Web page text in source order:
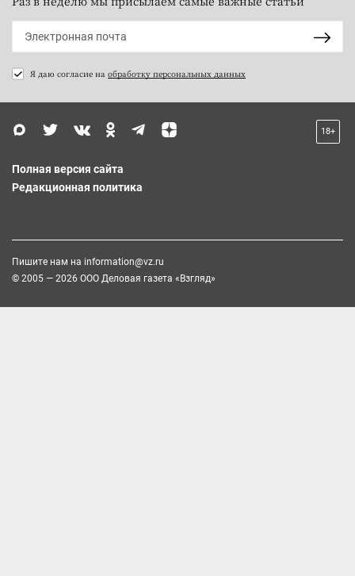
Я даю согласие на обработку персональных данных
18+
Полная версия сайта
Редакционная политика
Пишите нам на information@vz.ru
© 2005 — 2026 ООО Деловая газета «Взгляд»